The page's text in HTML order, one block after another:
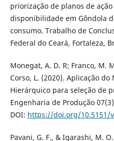
priorização de planos de
disponibilidade em Gôndola
consumo. Trabalho de
Federal do Ceará, Fortaleza,
Monegat, A. D. R; Franco, M.
Corso, L. (2020). Aplicação
Hierárquico para seleção de
Engenharia de Produção
DOI: https://doi.org/10.5151/
Pavani, G. F., & Igarashi, M.